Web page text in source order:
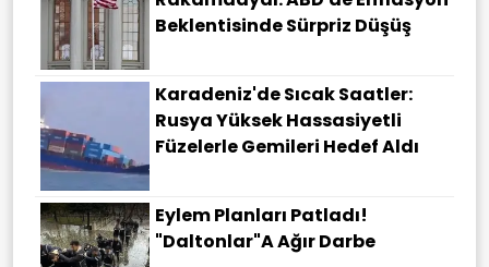
Beklentisinde Sürpriz Düşüş
Karadeniz'de Sıcak Saatler:
Rusya Yüksek Hassasiyetli
Füzelerle Gemileri Hedef Aldı
Eylem Planları Patladı!
"Daltonlar"a Ağır Darbe